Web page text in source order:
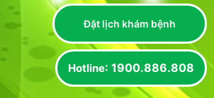
Hotline: 1900.886.808
Đặt lịch khám bệnh